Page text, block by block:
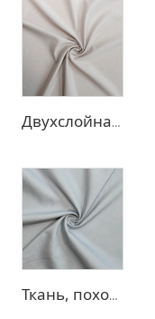
Двухслойная ткань для платья TR
Ткань, похожая на деним, TR с эффектом стрейч